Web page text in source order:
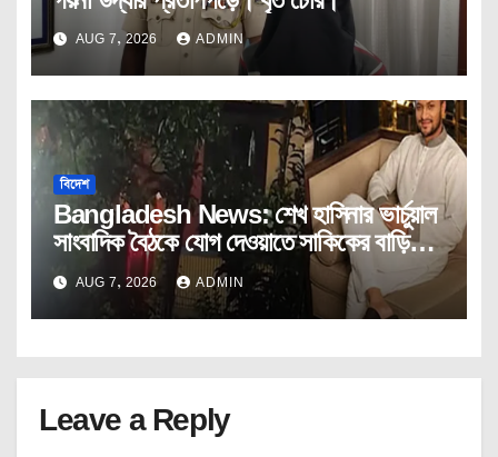
AUG 7, 2026 ADMIN
বিদেশ
Bangladesh News: শেখ হাসিনার ভার্চুয়াল
সাংবাদিক বৈঠকে যোগ দেওয়াতে সাকিকের বাড়িতে
অগ্নিসংযোগ।
AUG 7, 2026 ADMIN
Leave a Reply